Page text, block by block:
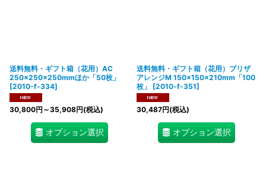
送料無料・ギフト箱（花用）AC
250×250×250mmほか「50枚」
[2010-f-334]
30,800円 ～35,908円(税込)
オプション選択
送料無料・ギフト箱（花用）プリザ
アレンジM 150×150×210mm「100
枚」
[2010-f-351]
30,487円(税込)
オプション選択